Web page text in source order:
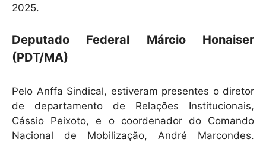
2025.
Deputado Federal Márcio Honaiser
(PDT/MA)
Pelo Anffa Sindical, estiveram presentes o diretor
de departamento de Relações Institucionais,
Cássio Peixoto, e o coordenador do Comando
Nacional de Mobilização, André Marcondes.